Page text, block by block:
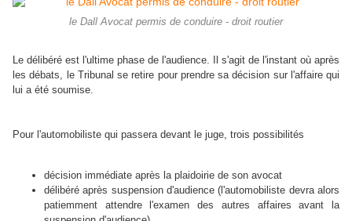
le Dall Avocat permis de conduire - droit routier
Le délibéré est l'ultime phase de l'audience. Il s'agit de l'instant où après
les débats, le Tribunal se retire pour prendre sa décision sur l'affaire qui
lui a été soumise.
Pour l'automobiliste qui passera devant le juge, trois possibilités
décision immédiate après la plaidoirie de son avocat
délibéré après suspension d'audience (l'automobiliste devra alors
patiemment attendre l'examen des autres affaires avant la